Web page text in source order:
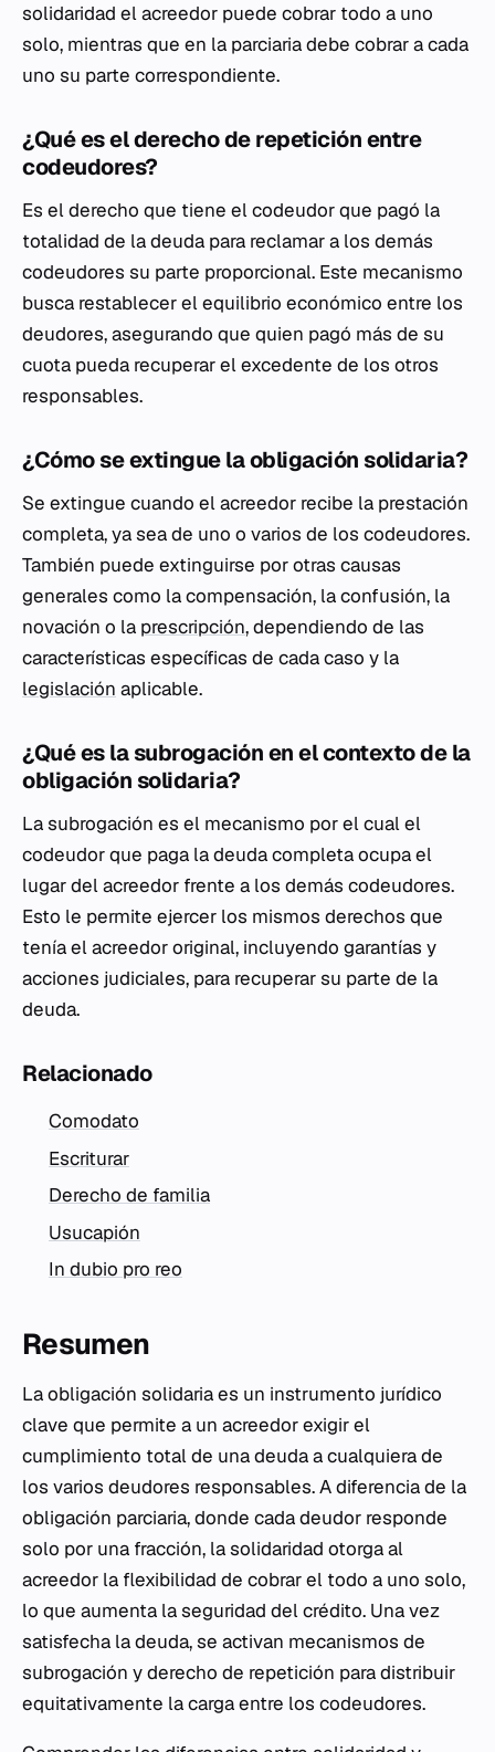
solidaridad el acreedor puede cobrar todo a uno
solo, mientras que en la parciaria debe cobrar a cada
uno su parte correspondiente.
¿Qué es el derecho de repetición entre
codeudores?
Es el derecho que tiene el codeudor que pagó la
totalidad de la deuda para reclamar a los demás
codeudores su parte proporcional. Este mecanismo
busca restablecer el equilibrio económico entre los
deudores, asegurando que quien pagó más de su
cuota pueda recuperar el excedente de los otros
responsables.
¿Cómo se extingue la obligación solidaria?
Se extingue cuando el acreedor recibe la prestación
completa, ya sea de uno o varios de los codeudores.
También puede extinguirse por otras causas
generales como la compensación, la confusión, la
novación o la prescripción, dependiendo de las
características específicas de cada caso y la
legislación aplicable.
¿Qué es la subrogación en el contexto de la
obligación solidaria?
La subrogación es el mecanismo por el cual el
codeudor que paga la deuda completa ocupa el
lugar del acreedor frente a los demás codeudores.
Esto le permite ejercer los mismos derechos que
tenía el acreedor original, incluyendo garantías y
acciones judiciales, para recuperar su parte de la
deuda.
Relacionado
Comodato
Escriturar
Derecho de familia
Usucapión
In dubio pro reo
Resumen
La obligación solidaria es un instrumento jurídico
clave que permite a un acreedor exigir el
cumplimiento total de una deuda a cualquiera de
los varios deudores responsables. A diferencia de la
obligación parciaria, donde cada deudor responde
solo por una fracción, la solidaridad otorga al
acreedor la flexibilidad de cobrar el todo a uno solo,
lo que aumenta la seguridad del crédito. Una vez
satisfecha la deuda, se activan mecanismos de
subrogación y derecho de repetición para distribuir
equitativamente la carga entre los codeudores.